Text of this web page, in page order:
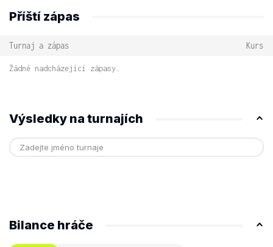
Příští zápas
Turnaj a zápas Kurs
Žádné nadcházející zápasy.
Výsledky na turnajích
Bilance hráče